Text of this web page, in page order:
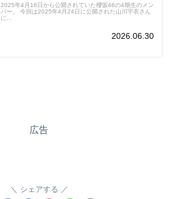
2025年4月16日から公開されていた櫻坂46の4期生のメン
バー。 今回は2025年4月24日に公開された山川宇衣さん
に...
2026.06.30
広告
シェアする